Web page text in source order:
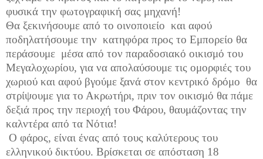
φυσικά την φωτογραφική σας μηχανή!
Θα ξεκινήσουμε από το οινοποιείο και αφού
ποδηλατήσουμε την κατηφόρα προς το Εμπορείο θα
περάσουμε μέσα από τον παραδοσιακό οικισμό του
Μεγαλοχωρίου, για να απολαύσουμε τις ομορφιές του
χωριού και αφού βγούμε ξανά στον κεντρικό δρόμο θα
στρίψουμε για το Ακρωτήρι, πριν τον οικισμό θα πάμε
δεξιά προς την περιοχή του Φάρου, θαυμάζοντας την
καλντέρα από τα Νότια!
Ο φάρος, είναι ένας από τους καλύτερους του
ελληνικού δικτύου. Βρίσκεται σε απόσταση 18